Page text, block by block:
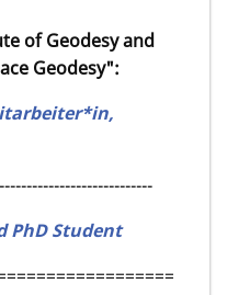
of Geodesy and
Geodesy":
PhD Student